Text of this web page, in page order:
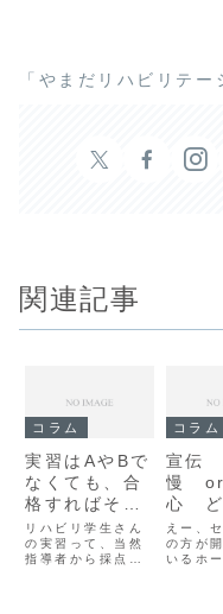
「やまだリハビリテ
関連記事
コラム
実習はAやBで
なくても、合
格すればそれ
でいい！
リハビリ学生さん
の実習って、当然
指導者から採点と
コラム
宣伝
慢
心 ど
でし
（
.記）
えー、
の方が
いるホ